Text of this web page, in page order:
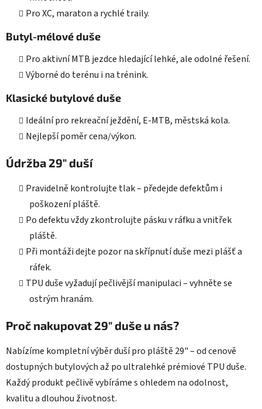
Pro XC, maraton a rychlé traily.
Butyl-mélové duše
Pro aktivní MTB jezdce hledající lehké, ale odolné řešení.
Výborné do terénu i na trénink.
Klasické butylové duše
Ideální pro rekreační ježdění, E-MTB, městská kola.
Nejlepší poměr cena/výkon.
Údržba 29" duší
Pravidelně kontrolujte tlak – předejde defektům i
poškození pláště.
Po defektu vždy zkontrolujte pásku v ráfku a vnitřek
pláště.
Při montáži dejte pozor na skřípnutí duše mezi plášť a
ráfek.
TPU duše vyžadují pečlivější manipulaci – vyhněte se
ostrým hranám.
Proč nakupovat 29" duše u nás?
Nabízíme kompletní výběr duší pro pláště 29" – od cenově
dostupných butylových až po ultralehké prémiové TPU duše.
Každý produkt pečlivě vybíráme s ohledem na odolnost,
kvalitu a dlouhou životnost.